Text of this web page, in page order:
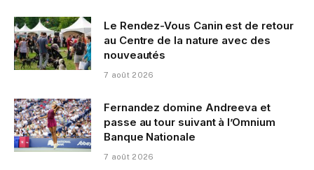
Le Rendez-Vous Canin est de retour
au Centre de la nature avec des
nouveautés
7 août 2026
Fernandez domine Andreeva et
passe au tour suivant à l’Omnium
Banque Nationale
7 août 2026